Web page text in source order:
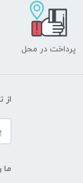
پرداخت در محل
از
ما